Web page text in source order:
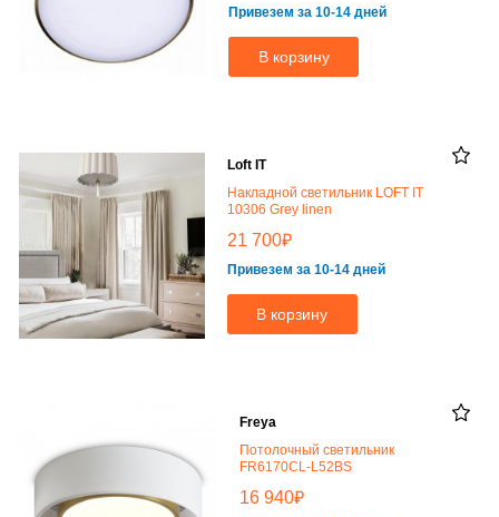
Привезем за 10-14 дней
В корзину
Loft IT
Накладной светильник LOFT IT
10306 Grey linen
21 700₽
Привезем за 10-14 дней
В корзину
Freya
Потолочный светильник
FR6170CL-L52BS
16 940₽